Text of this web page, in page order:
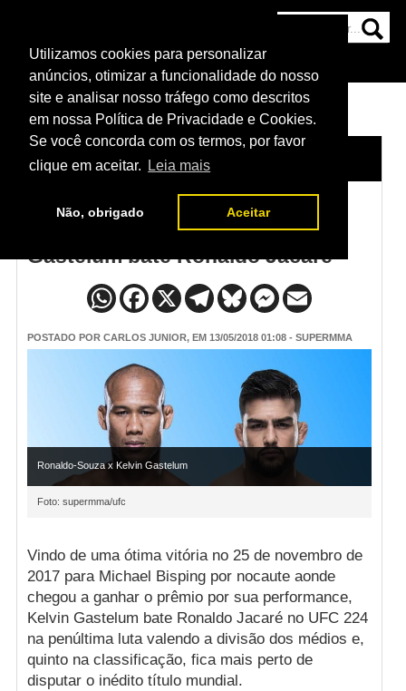
Utilizamos cookies para personalizar
anúncios, otimizar a funcionalidade do nosso
site e analisar nosso tráfego como descritos
em nossa Política de Privacidade e Cookies.
Se você concorda com os termos, por favor
clique em aceitar.
Leia mais
Não, obrigado Aceitar
NOTÍCIAS
HOME NOTÍCIAS
Resultado do UFC 224 - Kelvin
Gastelum bate Ronaldo Jacaré
POSTADO POR CARLOS JUNIOR, EM 13/05/2018 01:08 - SUPERMMA
Ronaldo-Souza x Kelvin Gastelum
Foto: supermma/ufc
Vindo de uma ótima vitória no 25 de novembro de
2017 para Michael Bisping por nocaute aonde
chegou a ganhar o prêmio por sua performance,
Kelvin Gastelum bate Ronaldo Jacaré no UFC 224
na penúltima luta valendo a divisão dos médios e,
quinto na classificação, fica mais perto de
disputar o inédito título mundial.